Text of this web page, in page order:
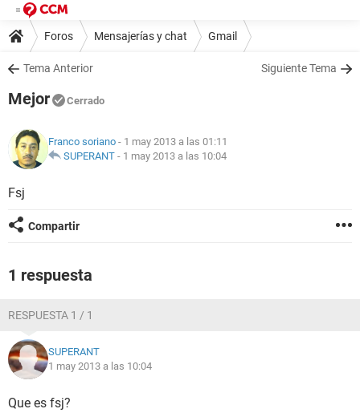
Foros Mensajerías y chat Gmail
Tema Anterior Siguiente Tema
Mejor Cerrado
Franco soriano - 1 may 2013 a las 01:11
SUPERANT - 1 may 2013 a las 10:04
Fsj
Compartir
1 respuesta
RESPUESTA 1 / 1
SUPERANT
1 may 2013 a las 10:04
Que es fsj?